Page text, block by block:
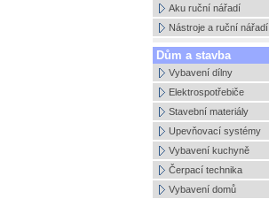
Aku ruční nářadí
Nástroje a ruční nářadí
Dům a stavba
Vybavení dílny
Elektrospotřebiče
Stavební materiály
Upevňovací systémy
Vybavení kuchyně
Čerpací technika
Vybavení domů